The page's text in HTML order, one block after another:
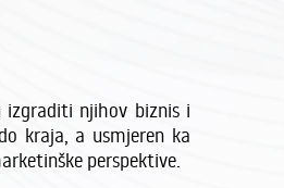
izgraditi njihov biznis i
kraja, a usmjeren ka
perspektive.